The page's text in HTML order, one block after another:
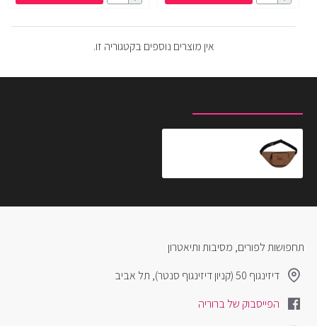
אין מוצרים נוספים בקטגוריה זו.
תחפושות לפורים, מסיבות ותיאטרון
דיזינגוף 50 (קניון דיזינגוף סנטר), תל אביב
הפייסבוק של ברוריה